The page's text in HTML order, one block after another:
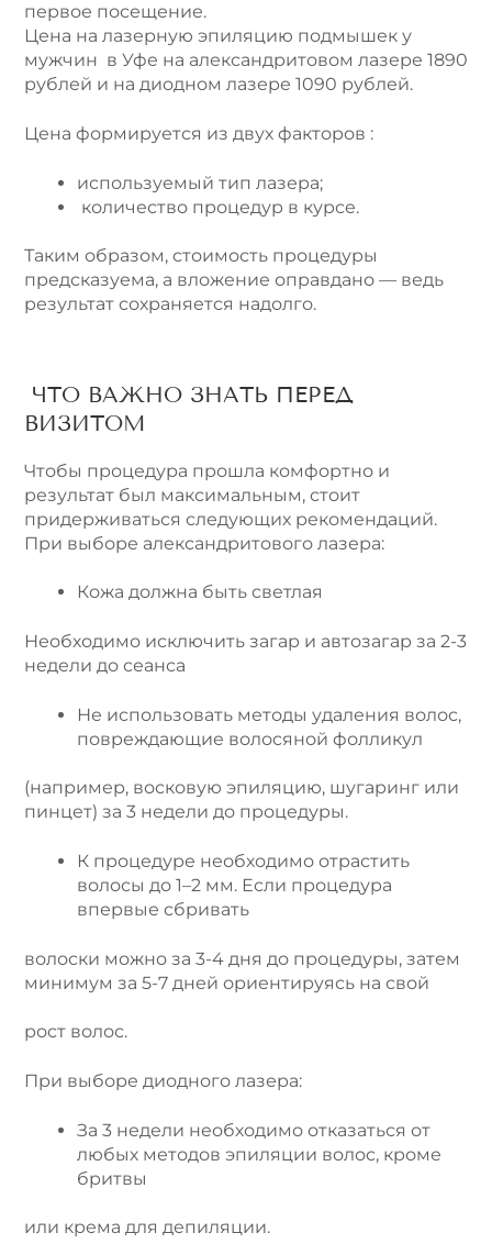
первое посещение.
Цена на лазерную эпиляцию подмышек у
мужчин в Уфе на александритовом лазере 1890
рублей и на диодном лазере 1090 рублей.
Цена формируется из двух факторов :
используемый тип лазера;
количество процедур в курсе.
Таким образом, стоимость процедуры
предсказуема, а вложение оправдано — ведь
результат сохраняется надолго.
ЧТО ВАЖНО ЗНАТЬ ПЕРЕД
ВИЗИТОМ
Чтобы процедура прошла комфортно и
результат был максимальным, стоит
придерживаться следующих рекомендаций.
При выборе александритового лазера:
Кожа должна быть светлая
Необходимо исключить загар и автозагар за 2-3
недели до сеанса
Не использовать методы удаления волос,
повреждающие волосяной фолликул
(например, восковую эпиляцию, шугаринг или
пинцет) за 3 недели до процедуры.
К процедуре необходимо отрастить
волосы до 1–2 мм. Если процедура
впервые сбривать
волоски можно за 3-4 дня до процедуры, затем
минимум за 5-7 дней ориентируясь на свой
рост волос.
При выборе диодного лазера:
За 3 недели необходимо отказаться от
любых методов эпиляции волос, кроме
бритвы
или крема для депиляции.